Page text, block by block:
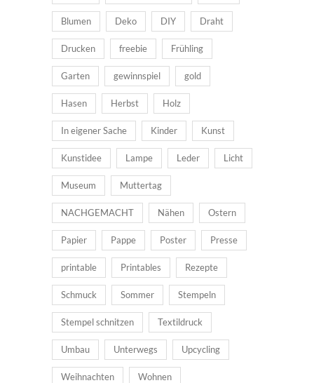
Blumen Deko DIY Draht
Drucken freebie Frühling
Garten gewinnspiel gold
Hasen Herbst Holz
In eigener Sache Kinder Kunst
Kunstidee Lampe Leder Licht
Museum Muttertag
NACHGEMACHT Nähen Ostern
Papier Pappe Poster Presse
printable Printables Rezepte
Schmuck Sommer Stempeln
Stempel schnitzen Textildruck
Umbau Unterwegs Upcycling
Weihnachten Wohnen